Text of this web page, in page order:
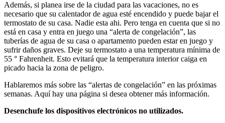
Además, si planea irse de la ciudad para las vacaciones, no es
necesario que su calentador de agua esté encendido y puede bajar el
termostato de su casa. Nadie esta ahi. Pero tenga en cuenta que si no
está en casa y entra en juego una “alerta de congelación”, las
tuberías de agua de su casa o apartamento pueden estar en juego y
sufrir daños graves. Deje su termostato a una temperatura mínima de
55 ° Fahrenheit. Esto evitará que la temperatura interior caiga en
picado hacia la zona de peligro.
Hablaremos más sobre las “alertas de congelación” en las próximas
semanas. Aquí hay una página si desea obtener más información.
Desenchufe los dispositivos electrónicos no utilizados.